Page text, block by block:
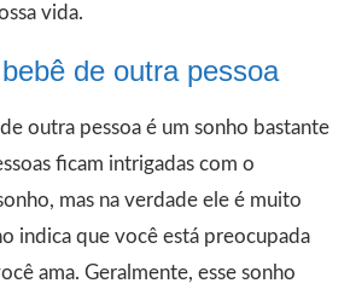
vida.
de outra pessoa
outra pessoa é um sonho bastante
ficam intrigadas com o
mas na verdade ele é muito
indica que você está preocupada
ama. Geralmente, esse sonho